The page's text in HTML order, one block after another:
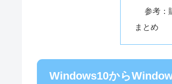
参考：
まとめ
Windows10から